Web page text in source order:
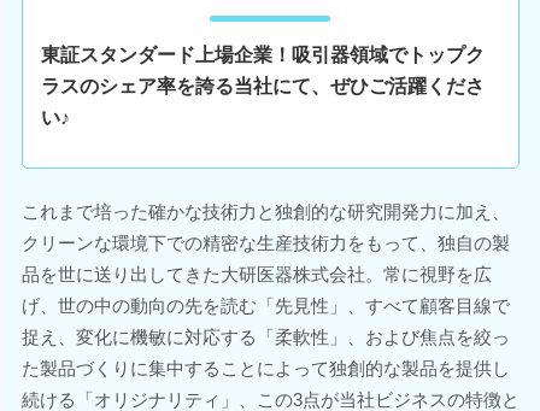
東証スタンダード上場企業！吸引器領域でトップク
ラスのシェア率を誇る当社にて、ぜひご活躍くださ
い♪
これまで培った確かな技術力と独創的な研究開発力に加え、
クリーンな環境下での精密な生産技術力をもって、独自の製
品を世に送り出してきた大研医器株式会社。常に視野を広
げ、世の中の動向の先を読む「先見性」、すべて顧客目線で
捉え、変化に機敏に対応する「柔軟性」、および焦点を絞っ
た製品づくりに集中することによって独創的な製品を提供し
続ける「オリジナリティ」、この3点が当社ビジネスの特徴と